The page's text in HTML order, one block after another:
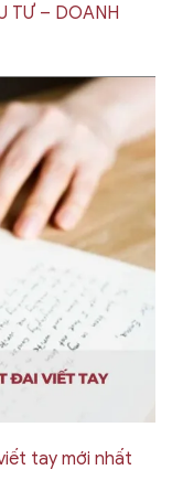
TƯ – DOANH
tay mới nhất